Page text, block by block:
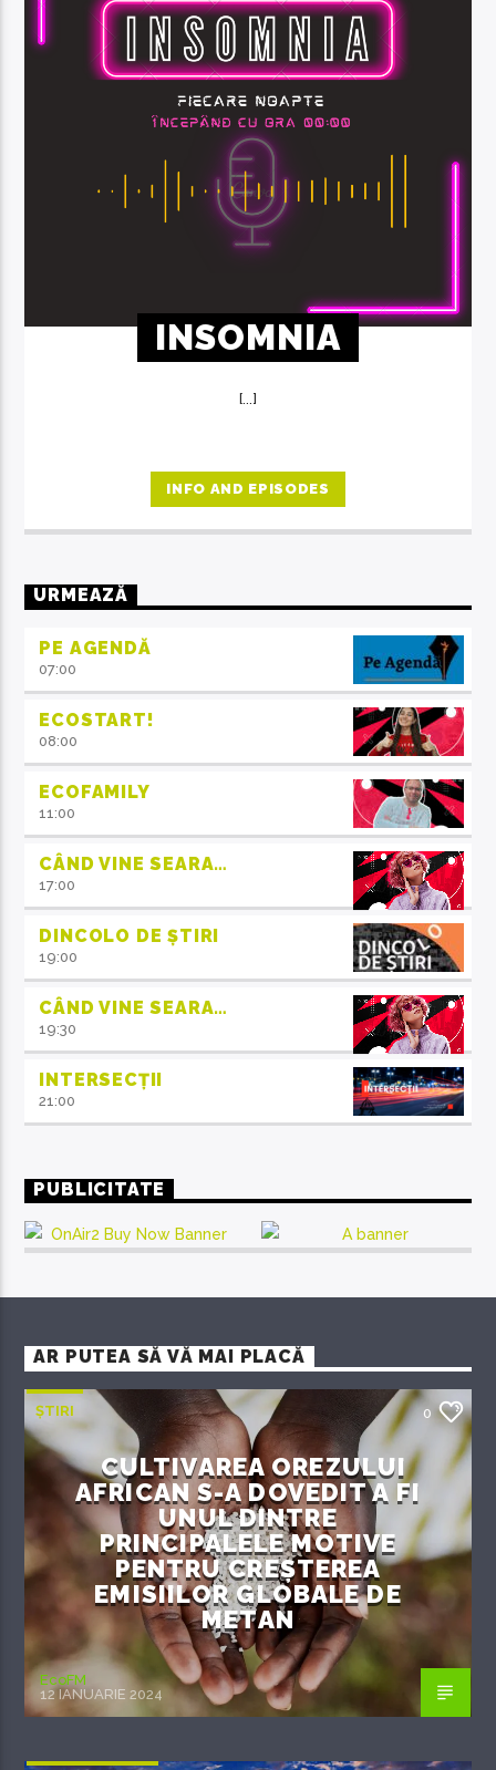
INSOMNIA
[...]
INFO AND EPISODES
URMEAZĂ
PE AGENDĂ
07:00
ECOSTART!
08:00
ECOFAMILY
11:00
CÂND VINE SEARA…
17:00
DINCOLO DE ȘTIRI
19:00
CÂND VINE SEARA…
19:30
INTERSECȚII
21:00
PUBLICITATE
AR PUTEA SĂ VĂ MAI PLACĂ
ȘTIRI 0
CULTIVAREA OREZULUI
AFRICAN S-A DOVEDIT A FI
UNUL DINTRE
PRINCIPALELE MOTIVE
PENTRU CREȘTEREA
EMISIILOR GLOBALE DE
METAN
EcoFM
12 IANUARIE 2024